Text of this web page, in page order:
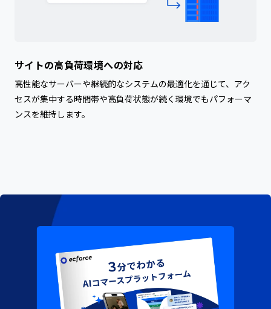
高性能なサーバーや継続的なシステムの最適化を通じて、アク
セスが集中する時間帯や高負荷状態が続く環境でもパフォーマ
ンスを維持します。